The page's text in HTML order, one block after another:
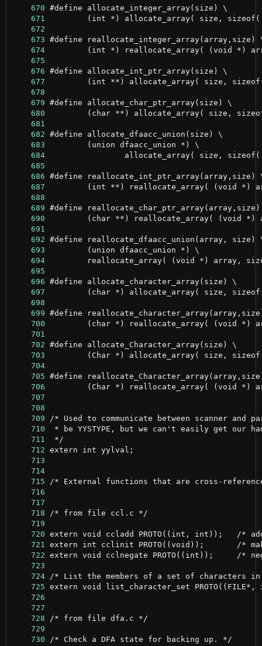
    670
    671
    672
    673
    674
    675
    676
    677
    678
    679
    680
    681
    682
    683
    684
    685
    686
    687
    688
    689
    690
    691
    692
    693
    694
    695
    696
    697
    698
    699
    700
    701
    702
    703
    704
    705
    706
    707
    708
    709
    710
    711
    712
    713
    714
    715
    716
    717
    718
    719
    720
    721
    722
    723
    724
    725
    726
    727
    728
    729
    730